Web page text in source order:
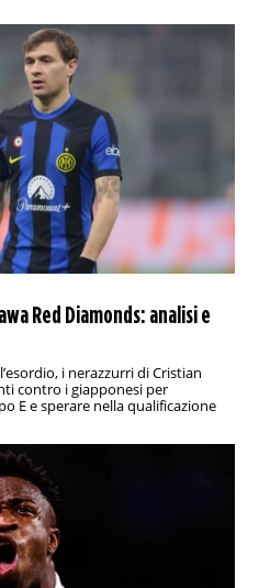
Red Diamonds: analisi e
i nerazzurri di Cristian
contro i giapponesi per
E e sperare nella qualificazione